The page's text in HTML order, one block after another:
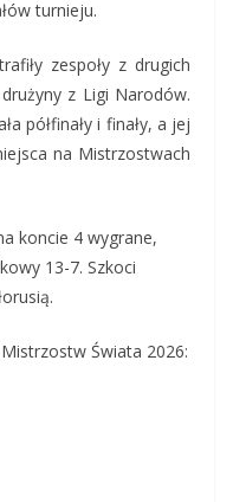
turnieju.
zespoły z drugich
z Ligi Narodów.
półfinały i finały, a jej
na Mistrzostwach
koncie 4 wygrane,
13-7. Szkoci
Świata 2026: